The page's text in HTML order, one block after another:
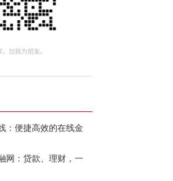
：便捷高效的在线金
网：贷款、理财，一